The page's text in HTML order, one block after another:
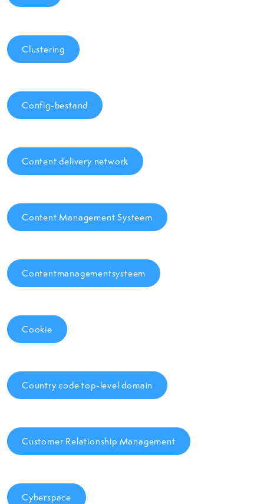
Clustering
Config-bestand
Content delivery network
Content Management Systeem
Contentmanagementsysteem
Cookie
Country code top-level domain
Customer Relationship Management
Cyberspace